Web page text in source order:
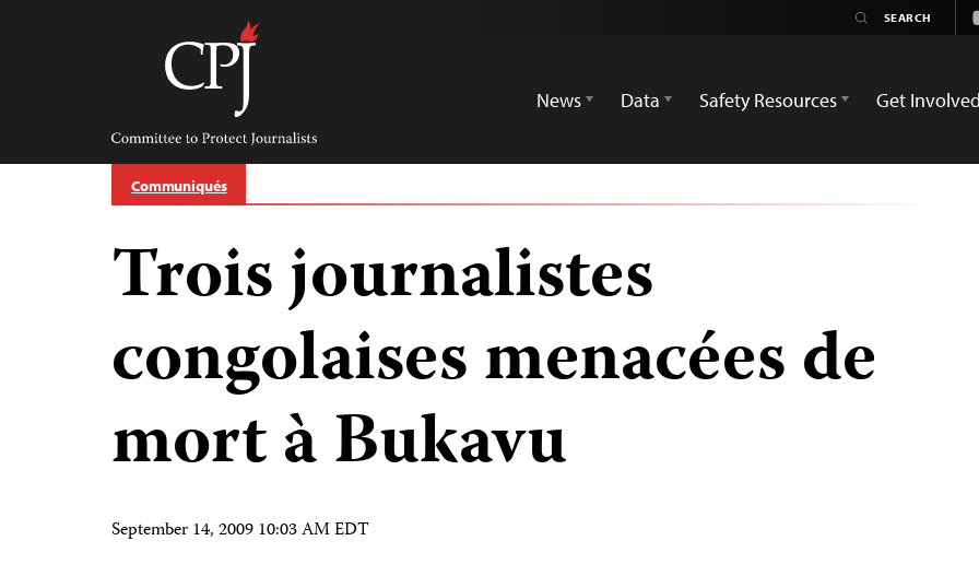
Committee
Protect
Journalists
News
Data Safety Resources Get Involved
Communiqués
Trois journalistes
congolaises menacées de
mort à Bukavu
September 14, 2009 10:03 AM EDT